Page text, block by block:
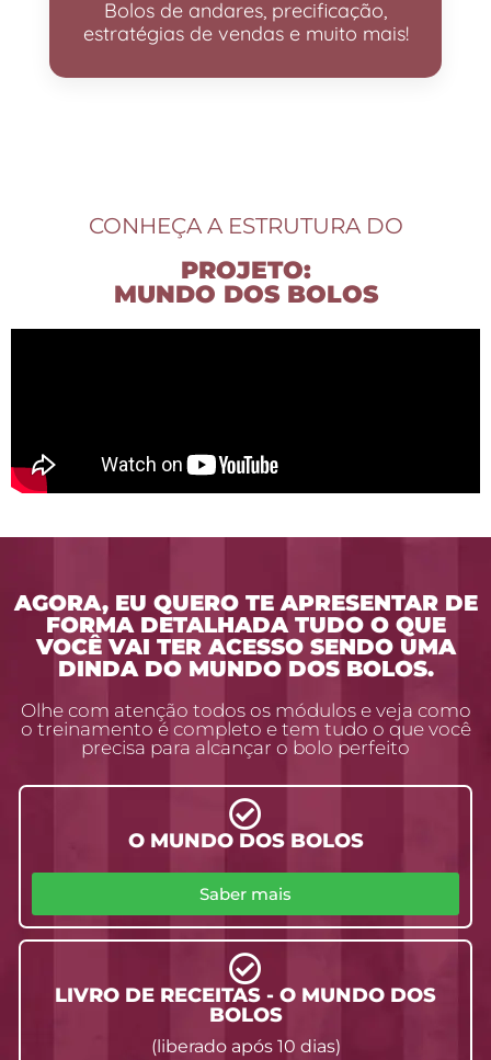
Bolos de andares, precificação,
estratégias de vendas e muito mais!
CONHEÇA A ESTRUTURA DO
PROJETO:
MUNDO DOS BOLOS
AGORA, EU QUERO TE APRESENTAR DE
FORMA DETALHADA TUDO O QUE
VOCÊ VAI TER ACESSO SENDO UMA
DINDA DO MUNDO DOS BOLOS.
Olhe com atenção todos os módulos e veja como
o treinamento é completo e tem tudo o que você
precisa para alcançar o bolo perfeito
O MUNDO DOS BOLOS
Saber mais
LIVRO DE RECEITAS - O MUNDO DOS
BOLOS
(liberado após 10 dias)